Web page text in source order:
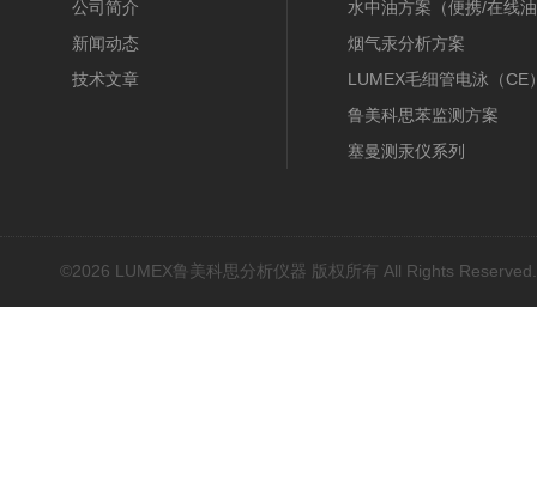
公司简介
新闻动态
技术文章
水中油方案（便携/在线油
膜/在线）
烟气汞分析方案
（30B/CEMS/OH）
LUMEX毛细管电泳（CE
鲁美科思苯监测方案
塞曼测汞仪系列
©2026 LUMEX鲁美科思分析仪器 版权所有 All Rights